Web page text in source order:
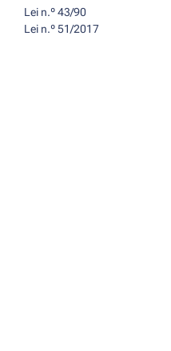
Lei n.º 43/90
Lei n.º 51/2017